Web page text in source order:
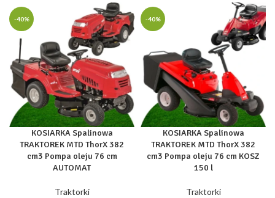
wynosiła:
25999,00 zł.
wynosi:
15599,40 zł.
-40%
KOSIARKA Spalinowa
TRAKTOREK MTD ThorX 382
cm3 Pompa oleju 76 cm
AUTOMAT
Traktorki
-40%
KOSIARKA Spalinowa
TRAKTOREK MTD ThorX 382
cm3 Pompa oleju 76 cm KOSZ
150 l
Traktorki